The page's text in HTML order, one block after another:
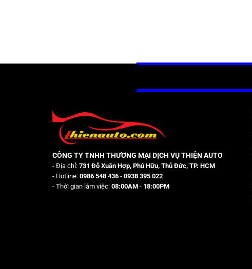
CÔNG TY TNHH THƯƠNG MẠI DỊCH VỤ THIỆN AUTO
- Địa chỉ: 731 Đỗ Xuân Hợp, Phú Hữu, Thủ Đức, TP. HCM
- Hotline: 0986 548 436 - 0938 395 022
- Thời gian làm việc: 08:00AM - 18:00PM